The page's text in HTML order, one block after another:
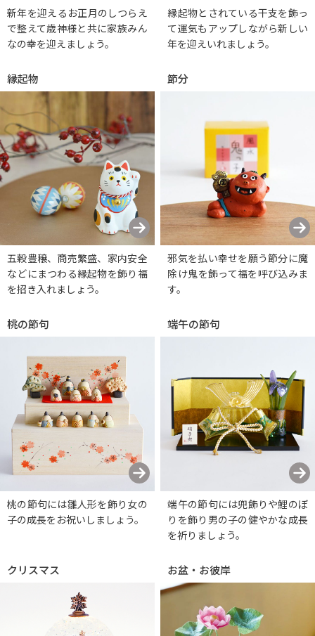
新年を迎えるお正月のしつらえ
で整えて歳神様と共に家族みん
なの幸を迎えましょう。
縁起物とされている干支を飾っ
て運気もアップしながら新しい
年を迎えいれましょう。
縁起物
五穀豊穣、商売繁盛、家内安全
などにまつわる縁起物を飾り福
を招き入れましょう。
節分
邪気を払い幸せを願う節分に魔
除け鬼を飾って福を呼び込みま
す。
桃の節句
桃の節句には雛人形を飾り女の
子の成長をお祝いしましょう。
端午の節句
端午の節句には兜飾りや鯉のぼ
りを飾り男の子の健やかな成長
を祈りましょう。
クリスマス お盆・お彼岸